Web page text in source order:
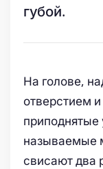
губой.
На голове,
отверстием и
приподнятые
называемые
свисают два